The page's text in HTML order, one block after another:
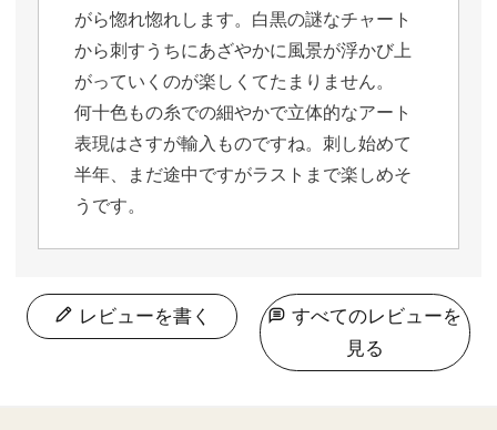
がら惚れ惚れします。白黒の謎なチャート
から刺すうちにあざやかに風景が浮かび上
がっていくのが楽しくてたまりません。
何十色もの糸での細やかで立体的なアート
表現はさすが輸入ものですね。刺し始めて
半年、まだ途中ですがラストまで楽しめそ
うです。
すべてのレビューを
見る
レビューを書く